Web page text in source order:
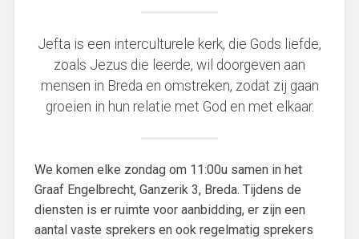
Jefta is een interculturele kerk, die Gods liefde,
zoals Jezus die leerde, wil doorgeven aan
mensen in Breda en omstreken, zodat zij gaan
groeien in hun relatie met God en met elkaar.
We komen elke zondag om 11:00u samen in het
Graaf Engelbrecht, Ganzerik 3, Breda. Tijdens de
diensten is er ruimte voor aanbidding, er zijn een
aantal vaste sprekers en ook regelmatig sprekers